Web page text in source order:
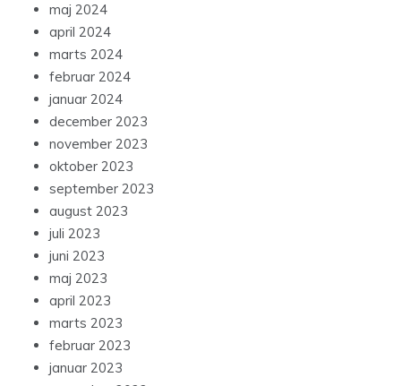
maj 2024
april 2024
marts 2024
februar 2024
januar 2024
december 2023
november 2023
oktober 2023
september 2023
august 2023
juli 2023
juni 2023
maj 2023
april 2023
marts 2023
februar 2023
januar 2023